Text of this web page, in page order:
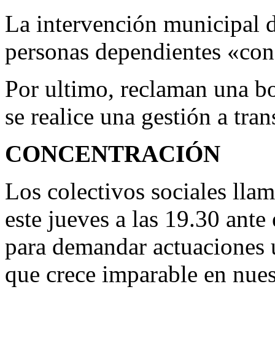
La intervención municipal
personas dependientes
Por ultimo, reclaman una
se realice una gestión a
CONCENTRACIÓN
Los colectivos sociales
este jueves a las 19.30
para demandar
que crece imparable en